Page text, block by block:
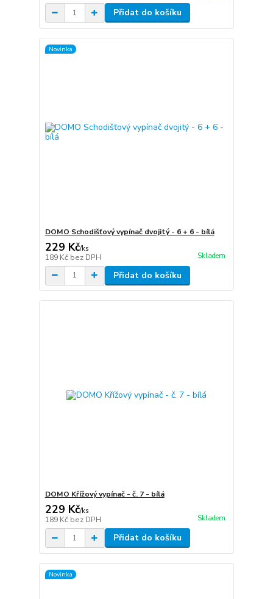
Přidat do košíku
Novinka
DOMO Schodišťový vypínač dvojitý - 6 + 6 - bílá
229 Kč/ks
189 Kč bez DPH Skladem
Přidat do košíku
DOMO Křížový vypínač - č. 7 - bílá
229 Kč/ks
189 Kč bez DPH Skladem
Přidat do košíku
Novinka